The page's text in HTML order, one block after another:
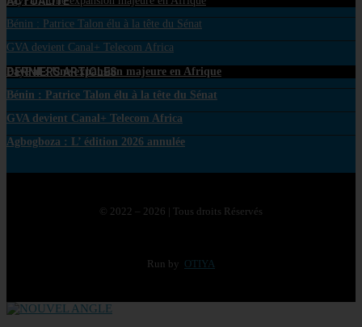
Bénin : Patrice Talon élu à la tête du Sénat
GVA devient Canal+ Telecom Africa
DERNIERS ARTICLES
PayPal : Une expansion majeure en Afrique
Bénin : Patrice Talon élu à la tête du Sénat
GVA devient Canal+ Telecom Africa
Agbogboza : L’ édition 2026 annulée
© 2022 – 2026 | Tous droits Réservés
Run by OTIYA